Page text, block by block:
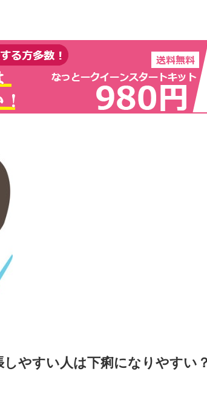
やすい人は下痢になりやすい？